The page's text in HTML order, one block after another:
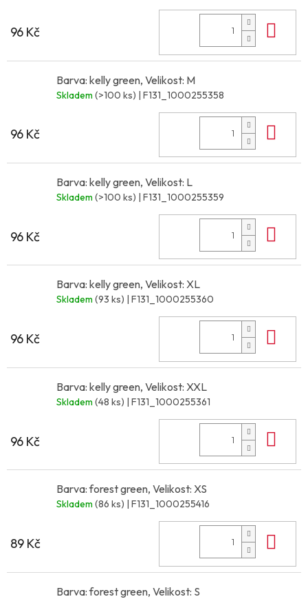
96 Kč
Barva: kelly green, Velikost: M
Skladem (>100 ks) | F131_1000255358
96 Kč
Barva: kelly green, Velikost: L
Skladem (>100 ks) | F131_1000255359
96 Kč
Barva: kelly green, Velikost: XL
Skladem (93 ks) | F131_1000255360
96 Kč
Barva: kelly green, Velikost: XXL
Skladem (48 ks) | F131_1000255361
96 Kč
Barva: forest green, Velikost: XS
Skladem (86 ks) | F131_1000255416
89 Kč
Barva: forest green, Velikost: S